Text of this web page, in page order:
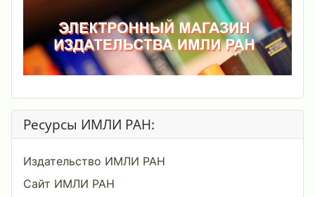
Ресурсы ИМЛИ РАН:
Издательство ИМЛИ РАН
Сайт ИМЛИ РАН